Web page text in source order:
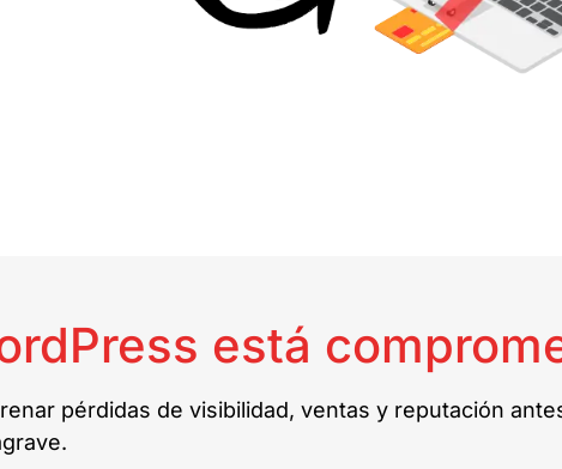
está
pérdidas de visibilidad, ventas y reputación